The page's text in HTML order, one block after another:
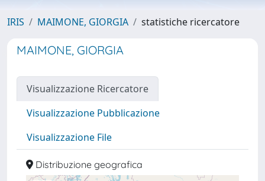
IRIS MAIMONE, GIORGIA statistiche ricercatore
MAIMONE, GIORGIA
Visualizzazione Ricercatore
Visualizzazione Pubblicazione
Visualizzazione File
Distribuzione geografica